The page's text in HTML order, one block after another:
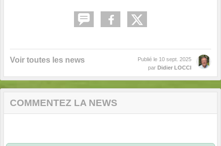
Voir toutes les news Publié le 10 sept. 2025
par Didier LOCCI
COMMENTEZ LA NEWS